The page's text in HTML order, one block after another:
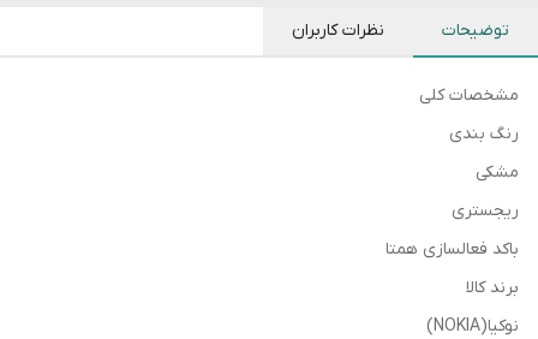
توضیحات نظرات کاربران
مشخصات کلی
رنگ بندی
مشکی
ریجستری
باکد فعالسازی همتا
برند کالا
نوکیا(NOKIA)